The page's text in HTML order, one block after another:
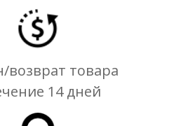
возврат товара
14 дней